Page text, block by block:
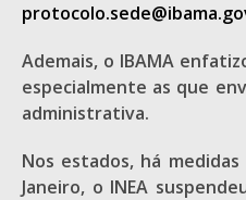
Ademais, o IBAMA
especialmente as que
administrativa.
Nos estados, há medidas
Janeiro, o INEA